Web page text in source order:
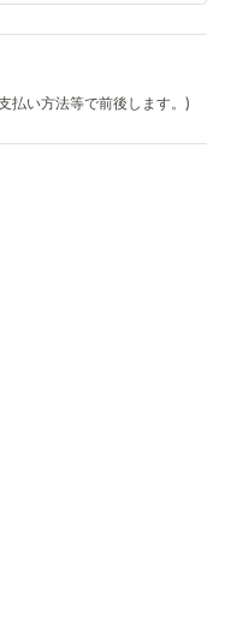
払い方法等で前後します。)